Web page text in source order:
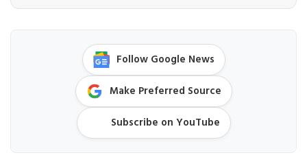
Follow Google News
Make Preferred Source
Subscribe on YouTube